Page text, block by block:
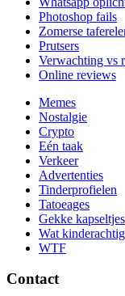
Photoshop fails
Zomerse
Prutsers
Verwachting vs
Online reviews
Memes
Nostalgie
Crypto
Eén taak
Verkeer
Advertenties
Tinderprofielen
Tatoeages
Gekke kapseltjes
Wat kinderachtig
WTF
Contact